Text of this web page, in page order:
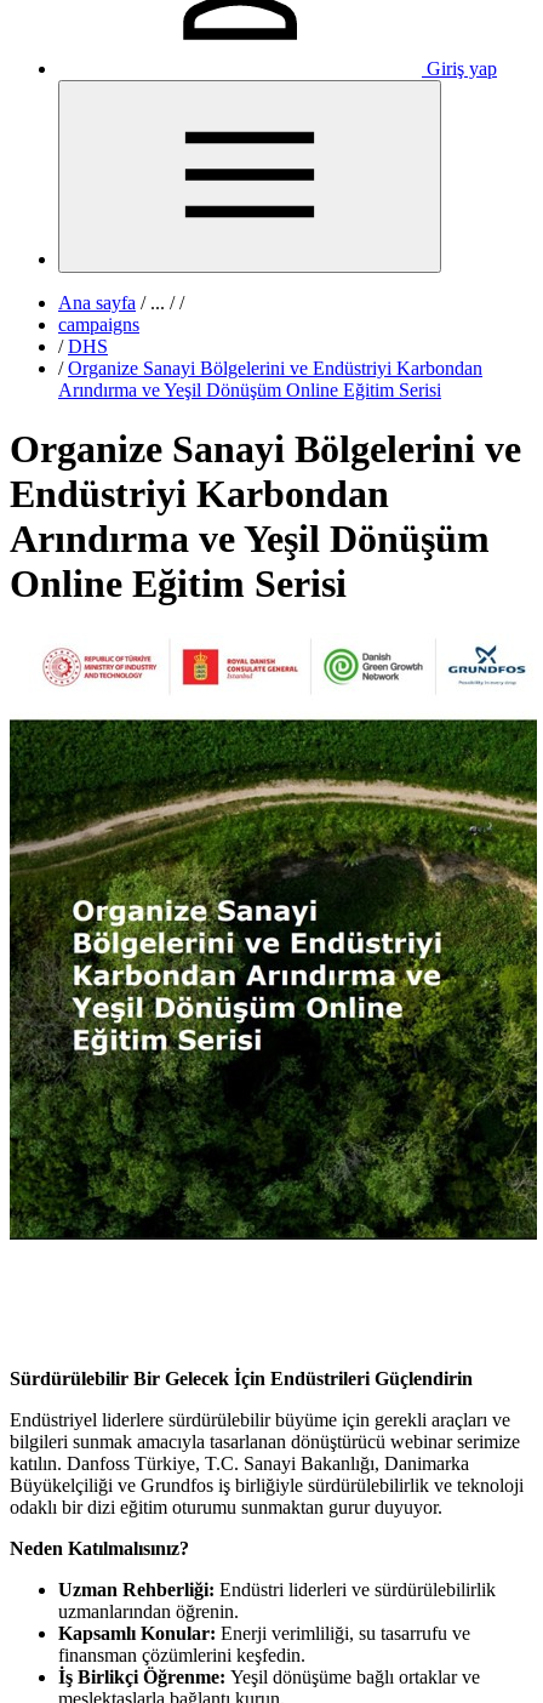
Giriş yap
Ana sayfa /... / /
campaigns
/ DHS
/ Organize Sanayi Bölgelerini ve Endüstriyi Karbondan
Arındırma ve Yeşil Dönüşüm Online Eğitim Serisi
Organize Sanayi Bölgelerini ve
Endüstriyi Karbondan
Arındırma ve Yeşil Dönüşüm
Online Eğitim Serisi
Sürdürülebilir Bir Gelecek İçin Endüstrileri Güçlendirin
Endüstriyel liderlere sürdürülebilir büyüme için gerekli araçları ve
bilgileri sunmak amacıyla tasarlanan dönüştürücü webinar serimize
katılın. Danfoss Türkiye, T.C. Sanayi Bakanlığı, Danimarka
Büyükelçiliği ve Grundfos iş birliğiyle sürdürülebilirlik ve teknoloji
odaklı bir dizi eğitim oturumu sunmaktan gurur duyuyor.
Neden Katılmalısınız?
Uzman Rehberliği: Endüstri liderleri ve sürdürülebilirlik
uzmanlarından öğrenin.
Kapsamlı Konular: Enerji verimliliği, su tasarrufu ve
finansman çözümlerini keşfedin.
İş Birlikçi Öğrenme: Yeşil dönüşüme bağlı ortaklar ve
meslektaşlarla bağlantı kurun.